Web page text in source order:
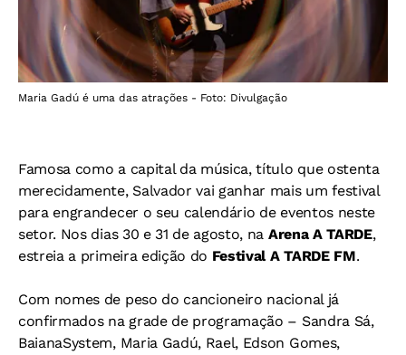
Maria Gadú é uma das atrações - Foto: Divulgação
Famosa como a capital da música, título que ostenta
merecidamente, Salvador vai ganhar mais um festival
para engrandecer o seu calendário de eventos neste
setor. Nos dias 30 e 31 de agosto, na Arena A TARDE,
estreia a primeira edição do Festival A TARDE FM.
Com nomes de peso do cancioneiro nacional já
confirmados na grade de programação – Sandra Sá,
BaianaSystem, Maria Gadú, Rael, Edson Gomes,